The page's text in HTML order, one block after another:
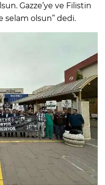
Gazze’ye ve Filistin
selam olsun” dedi.